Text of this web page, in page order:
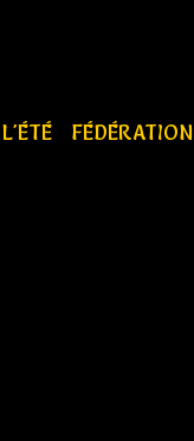
L'ÉTÉ FÉDÉRATION